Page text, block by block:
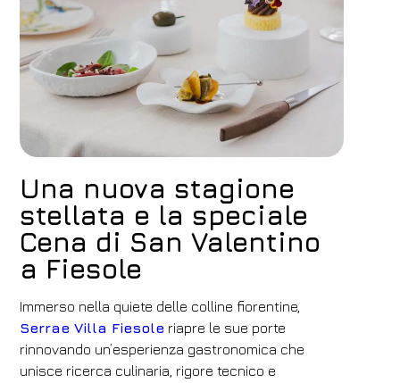
Hotel
FH55 Hotels
Arrivo Partenza
Una nuova stagione
stellata e la speciale
Cena di San Valentino
a Fiesole
Immerso nella quiete delle colline fiorentine,
Serrae Villa Fiesole riapre le sue porte
rinnovando un’esperienza gastronomica che
unisce ricerca culinaria, rigore tecnico e